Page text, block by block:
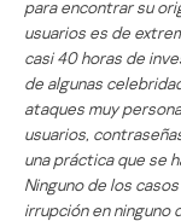
para encontrar su
usuarios es de
casi 40 horas de
de algunas
ataques muy
usuarios,
una práctica que se
Ninguno de los
irrupción en ninguno